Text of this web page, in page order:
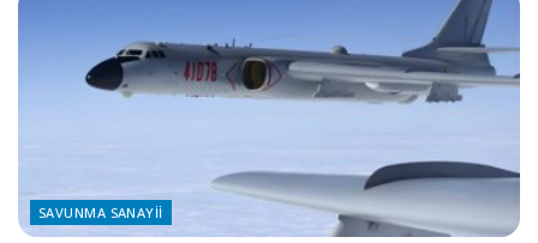
SAVUNMA SANAYII